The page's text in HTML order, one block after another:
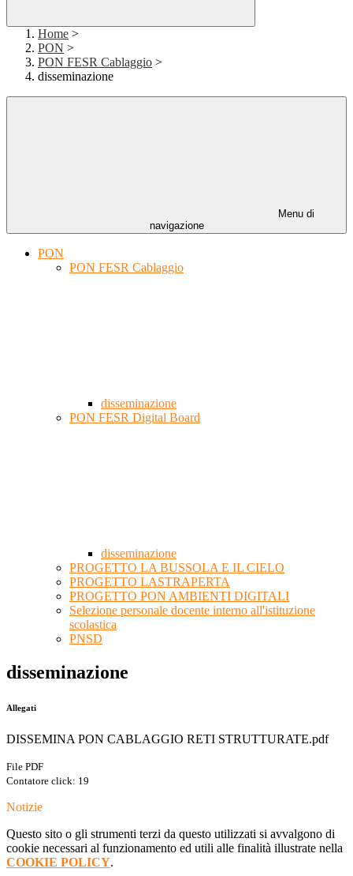
Home >
PON >
PON FESR Cablaggio >
disseminazione
Menu di
navigazione
PON
PON FESR Cablaggio
disseminazione
PON FESR Digital Board
disseminazione
PROGETTO LA BUSSOLA E IL CIELO
PROGETTO LASTRAPERTA
PROGETTO PON AMBIENTI DIGITALI
Selezione personale docente interno all'istituzione
scolastica
PNSD
disseminazione
Allegati
DISSEMINA PON CABLAGGIO RETI STRUTTURATE.pdf
File PDF
Contatore click: 19
Notizie
Questo sito o gli strumenti terzi da questo utilizzati si avvalgono di
cookie necessari al funzionamento ed utili alle finalità illustrate nella
COOKIE POLICY.